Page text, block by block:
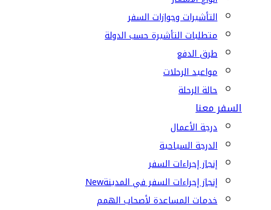
التأشيرات وجوازات السفر
متطلبات التأشيرة حسب الدولة
طرق الدفع
مواعيد الرحلات
حالة الرحلة
السفر معنا
درجة الأعمال
الدرجة السياحية
إنجاز إجراءات السفر
إنجاز إجراءات السفر في المدينةNew
خدمات المساعدة لأصحاب الهمم